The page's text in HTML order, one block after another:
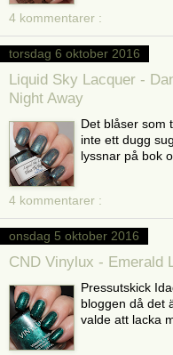
4 kommentarer :
torsdag 6 oktober 2016
Liquid Sky Lacquer -
Night Away
Det blåser som
inte ett dugg
lyssnar på bok
4 kommentarer :
onsdag 5 oktober 2016
CND Vinylux - Emerald
Pressutskick
bloggen då det
valde att lacka